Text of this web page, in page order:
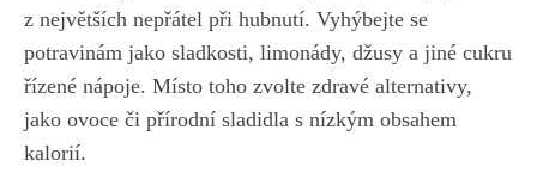
z největších nepřátel ⁣při hubnutí. Vyhýbejte se ​
potravinám jako sladkosti, limonády, džusy a jiné cukru
řízené nápoje. Místo toho zvolte zdravé alternativy,
jako⁣ ovoce či přírodní sladidla s nízkým obsahem
kalorií.